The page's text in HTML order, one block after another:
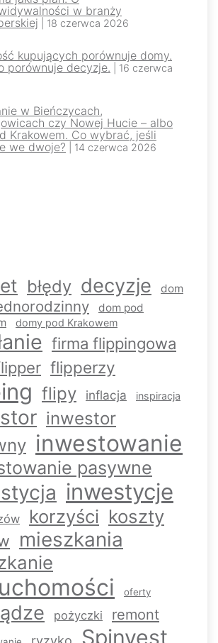
w branży
| 18 czerwca 2026
kupujących porównuje domy.
porównuje decyzje. | 16 czerwca
w Bieńczycach,
czy Nowej Hucie – albo
Krakowem. Co wybrać, jeśli
we dwoje? | 14 czerwca 2026
błędy decyzje dom
dom pod
domy pod Krakowem
firma flippingowa
flipperzy
flipy inflacja inspiracja
inwestor
inwestowanie
pasywne
inwestycje
korzyści koszty
mieszkania
oferty
pożyczki remont
Spinvest